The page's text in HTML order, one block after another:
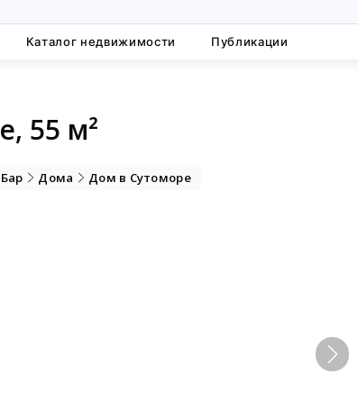
Каталог недвижимости Публикации
55 м²
Дома Дом в Сутоморе